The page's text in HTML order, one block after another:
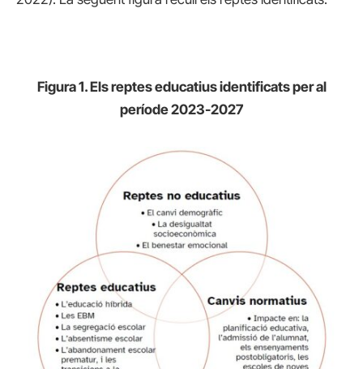
Figura 1. Els reptes educatius identificats per al
període 2023-2027